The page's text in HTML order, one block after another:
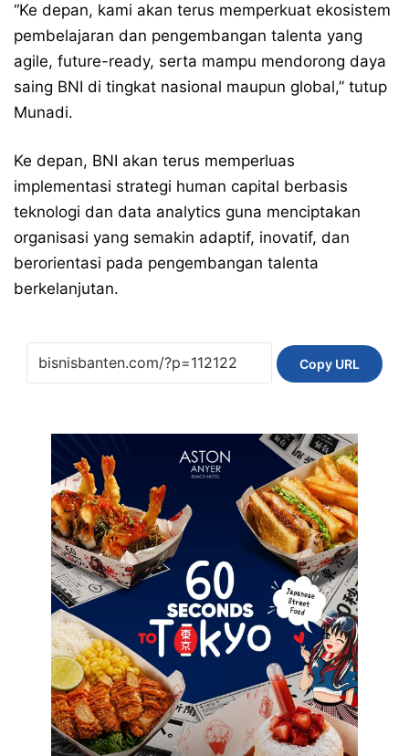
“Ke depan, kami akan terus memperkuat ekosistem
pembelajaran dan pengembangan talenta yang
agile, future-ready, serta mampu mendorong daya
saing BNI di tingkat nasional maupun global,” tutup
Munadi.
Ke depan, BNI akan terus memperluas
implementasi strategi human capital berbasis
teknologi dan data analytics guna menciptakan
organisasi yang semakin adaptif, inovatif, dan
berorientasi pada pengembangan talenta
berkelanjutan.
Copy URL